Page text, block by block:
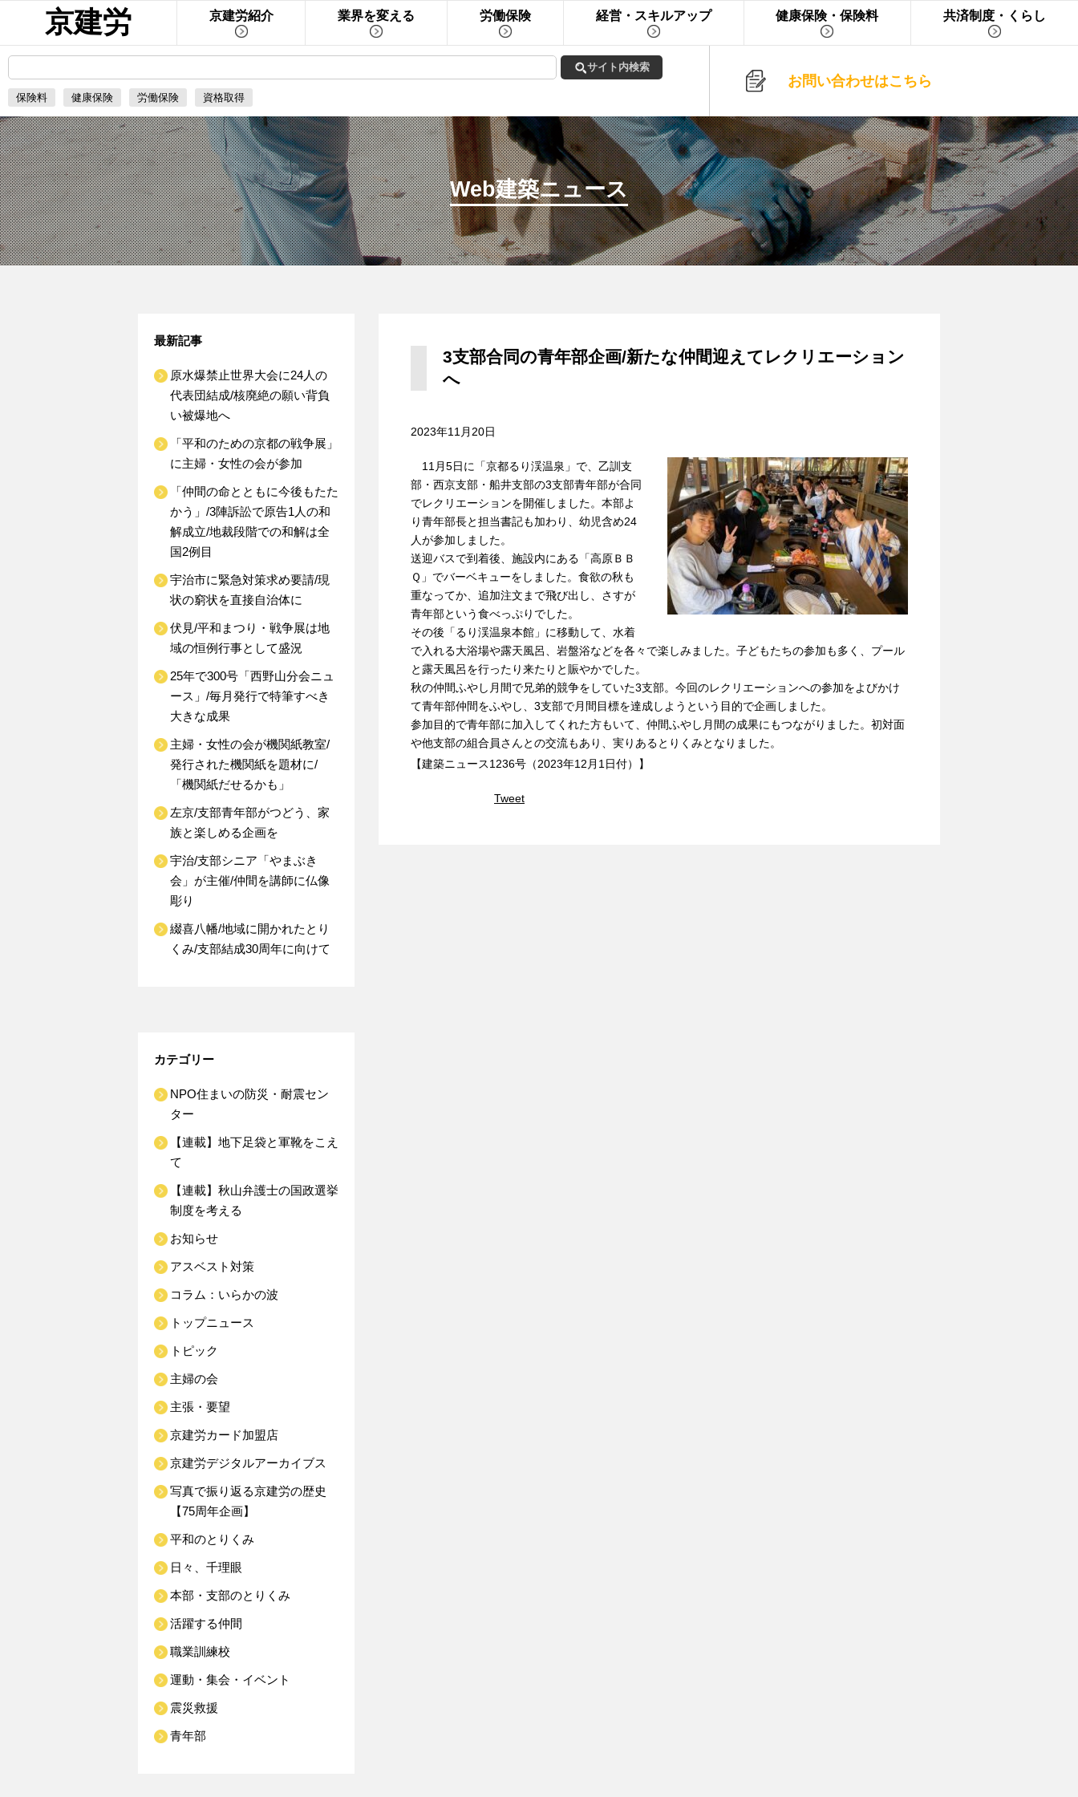
京建労 京建労紹介 業界を変える 労働保険 経営・スキルアップ 健康保険・保険料 共済制度・くらし
保険料 健康保険 労働保険 資格取得
お問い合わせはこちら
Web建築ニュース
3支部合同の青年部企画/新たな仲間迎えてレクリエーション
へ
2023年11月20日
11月5日に「京都るり渓温泉」で、乙訓支
部・西京支部・船井支部の3支部青年部が合同
でレクリエーションを開催しました。本部よ
り青年部長と担当書記も加わり、幼児含め24
人が参加しました。
送迎バスで到着後、施設内にある「高原ＢＢ
Ｑ」でバーベキューをしました。食欲の秋も
重なってか、追加注文まで飛び出し、さすが
青年部という食べっぷりでした。
その後「るり渓温泉本館」に移動して、水着
で入れる大浴場や露天風呂、岩盤浴などを各々で楽しみました。子どもたちの参加も多く、プール
と露天風呂を行ったり来たりと賑やかでした。
秋の仲間ふやし月間で兄弟的競争をしていた3支部。今回のレクリエーションへの参加をよびかけ
て青年部仲間をふやし、3支部で月間目標を達成しようという目的で企画しました。
参加目的で青年部に加入してくれた方もいて、仲間ふやし月間の成果にもつながりました。初対面
や他支部の組合員さんとの交流もあり、実りあるとりくみとなりました。
【建築ニュース1236号（2023年12月1日付）】
Tweet
最新記事
原水爆禁止世界大会に24人の
代表団結成/核廃絶の願い背負
い被爆地へ
「平和のための京都の戦争展」
に主婦・女性の会が参加
「仲間の命とともに今後もたた
かう」/3陣訴訟で原告1人の和
解成立/地裁段階での和解は全
国2例目
宇治市に緊急対策求め要請/現
状の窮状を直接自治体に
伏見/平和まつり・戦争展は地
域の恒例行事として盛況
25年で300号「西野山分会ニュ
ース」/毎月発行で特筆すべき
大きな成果
主婦・女性の会が機関紙教室/
発行された機関紙を題材に/
「機関紙だせるかも」
左京/支部青年部がつどう、家
族と楽しめる企画を
宇治/支部シニア「やまぶき
会」が主催/仲間を講師に仏像
彫り
綴喜八幡/地域に開かれたとり
くみ/支部結成30周年に向けて
カテゴリー
NPO住まいの防災・耐震セン
ター
【連載】地下足袋と軍靴をこえ
て
【連載】秋山弁護士の国政選挙
制度を考える
お知らせ
アスベスト対策
コラム：いらかの波
トップニュース
トピック
主婦の会
主張・要望
京建労カード加盟店
京建労デジタルアーカイブス
写真で振り返る京建労の歴史
【75周年企画】
平和のとりくみ
日々、千理眼
本部・支部のとりくみ
活躍する仲間
職業訓練校
運動・集会・イベント
震災救援
青年部